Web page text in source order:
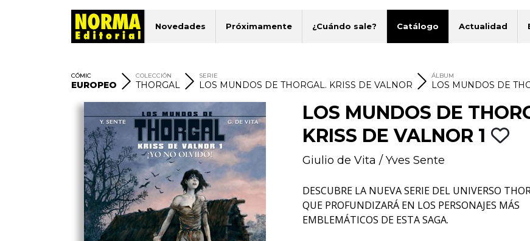
Novedades Próximamente ¿Cuándo sale? Catálogo Actualidad
CÓMIC
EUROPEO
COLECCIÓN
THORGAL
SERIE
LOS MUNDOS DE THORGAL. KRISS DE VALNOR
ÁLBUM
LOS MUNDOS DE
LOS MUNDOS DE
KRISS DE VALNOR 1
Giulio de Vita / Yves Sente
DESCUBRE LA NUEVA SERIE DEL UNIVERSO
QUE PROFUNDIZARÁ EN LOS PERSONAJES MÁS
EMBLEMÁTICOS DE ESTA SAGA.